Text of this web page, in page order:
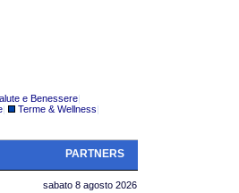
e Benessere|
| Terme & Wellness|
PARTNERS
sabato 8 agosto 2026